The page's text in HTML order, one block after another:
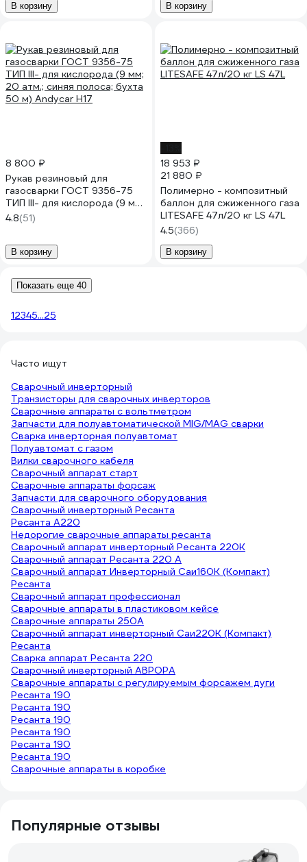
В корзину В корзину
8 800 ₽
Рукав резиновый для
газосварки ГОСТ 9356-75
ТИП III- для кислорода (9 мм;
20 атм.; синяя полоса; бухта
50 м) Andycar H17
4.8(51)
В корзину
18 953 ₽
21 880 ₽
Полимерно - композитный
баллон для сжиженного газа
LITESAFE 47л/20 кг LS 47L
4.5(366)
В корзину
Показать еще 40
12345...25
Часто ищут
Сварочный инверторный
Транзисторы для сварочных инверторов
Сварочные аппараты с вольтметром
Запчасти для полуавтоматической MIG/MAG сварки
Сварка инверторная полуавтомат
Полуавтомат с газом
Вилки сварочного кабеля
Сварочный аппарат старт
Сварочные аппараты форсаж
Запчасти для сварочного оборудования
Сварочный инверторный Ресанта
Ресанта А220
Недорогие сварочные аппараты ресанта
Сварочный аппарат инверторный Ресанта 220К
Сварочный аппарат Ресанта 220 А
Сварочный аппарат Инверторный Саи160К (Компакт)
Ресанта
Сварочный аппарат профессионал
Сварочные аппараты в пластиковом кейсе
Сварочные аппараты 250А
Сварочный аппарат инверторный Саи220К (Компакт)
Ресанта
Сварка аппарат Ресанта 220
Сварочный инверторный АВРОРА
Сварочные аппараты с регулируемым форсажем дуги
Ресанта 190
Ресанта 190
Ресанта 190
Ресанта 190
Ресанта 190
Ресанта 190
Сварочные аппараты в коробке
Популярные отзывы